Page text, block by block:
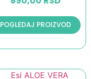
POGLEDAJ PROIZVOD